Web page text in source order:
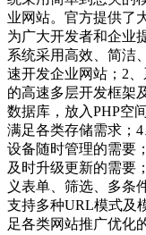
业网站。官方提供了
为广大开发者和企业
系统采用高效、简洁
速开发企业网站；2
的高速多层开发框架
数据库，放入PHP空
满足各类存储需求；
设备随时管理的需要
及时升级更新的需要
义表单、筛选、多条
支持多种URL模式及
足各类网站推广优化